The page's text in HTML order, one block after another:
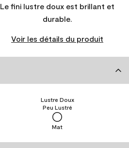
Le fini lustre doux est brillant et
durable.
Voir les détails du produit
Mat
Peu Lustré
Lustre Doux